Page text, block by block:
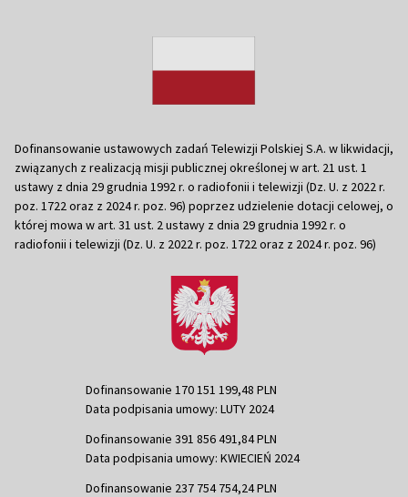
Dofinansowanie ustawowych zadań Telewizji Polskiej S.A. w likwidacji,
związanych z realizacją misji publicznej określonej w art. 21 ust. 1
ustawy z dnia 29 grudnia 1992 r. o radiofonii i telewizji (Dz. U. z 2022 r.
poz. 1722 oraz z 2024 r. poz. 96) poprzez udzielenie dotacji celowej, o
której mowa w art. 31 ust. 2 ustawy z dnia 29 grudnia 1992 r. o
radiofonii i telewizji (Dz. U. z 2022 r. poz. 1722 oraz z 2024 r. poz. 96)
Dofinansowanie 170 151 199,48 PLN
Data podpisania umowy: LUTY 2024
Dofinansowanie 391 856 491,84 PLN
Data podpisania umowy: KWIECIEŃ 2024
Dofinansowanie 237 754 754,24 PLN